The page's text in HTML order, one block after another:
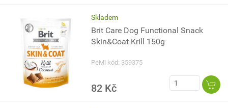
Skladem
Brit Care Dog Functional Snack
Skin&Coat Krill 150g
PeMi kód: 359375
82 Kč